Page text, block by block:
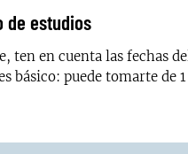
de estudios
ten en cuenta las fechas
básico: puede tomarte de